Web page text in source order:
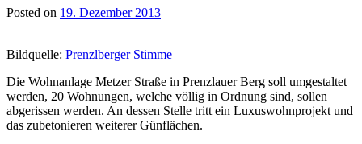
Posted on 19. Dezember 2013
Bildquelle: Prenzlberger Stimme
Die Wohnanlage Metzer Straße in Prenzlauer Berg soll umgestaltet
werden, 20 Wohnungen, welche völlig in Ordnung sind, sollen
abgerissen werden. An dessen Stelle tritt ein Luxuswohnprojekt und
das zubetonieren weiterer Günflächen.